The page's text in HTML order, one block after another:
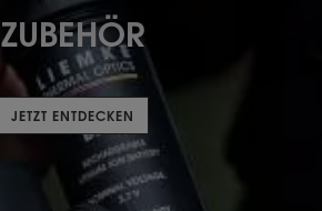
ZUBEHÖR
JETZT ENTDECKEN